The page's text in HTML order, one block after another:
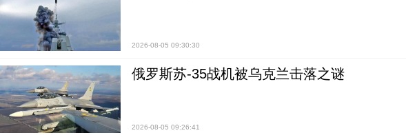
2026-08-05 09:30:30
俄罗斯苏-35战机被乌克兰击落之谜
2026-08-05 09:26:41